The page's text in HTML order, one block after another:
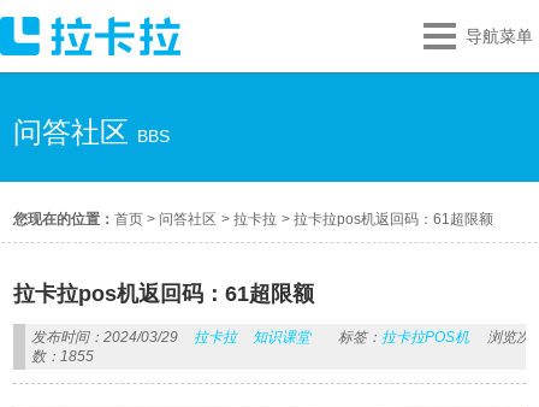
导航菜单
问答社区 BBS
您现在的位置：首页 > 问答社区 >拉卡拉 >拉卡拉pos机返回码：61超限额
拉卡拉pos机返回码：61超限额
发布时间：2024/03/29 拉卡拉 知识课堂 标签： 拉卡拉POS机
浏览次
数：1855